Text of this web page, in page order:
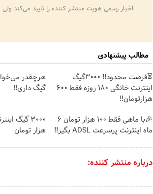
اخبار رسمی هویت منتشر کننده را تایید
مطالب پیشنهادی
⏳فرصت محدود!! 3000گیگ
اینترنت خانگی 180 روزه فقط 600
هزارتومان!!
گیگ داری!!
🎉با ماهی فقط 100 هزار تومان 6
ماه اینترنت پرسرعت ADSL بگیر!!
هزار تومان
درباره منتشر کننده: